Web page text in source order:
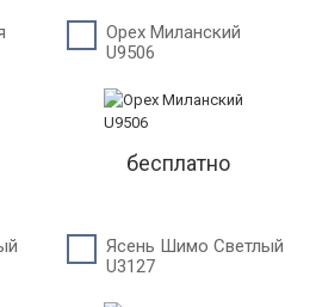
Орех Миланский
U9506
бесплатно
Ясень Шимо Светлый
U3127